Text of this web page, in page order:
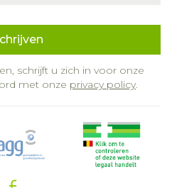
schrijft u zich in voor onze
met onze privacy policy.